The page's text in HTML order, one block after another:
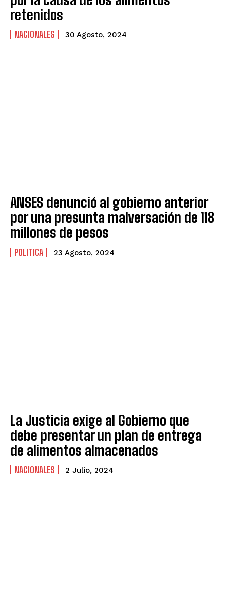
retenidos
NACIONALES 30 Agosto, 2024
ANSES denunció al gobierno anterior
por una presunta malversación de 118
millones de pesos
POLITICA 23 Agosto, 2024
La Justicia exige al Gobierno que
debe presentar un plan de entrega
de alimentos almacenados
NACIONALES 2 Julio, 2024